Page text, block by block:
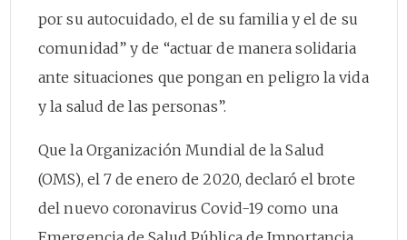
por su autocuidado, el de su familia y el de su
comunidad” y de “actuar de manera solidaria
ante situaciones que pongan en peligro la vida
y la salud de las personas”.
Que la Organización Mundial de la Salud
(OMS), el 7 de enero de 2020, declaró el brote
del nuevo coronavirus Covid-19 como una